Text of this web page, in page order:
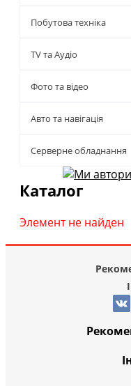
Побутова техніка
TV та Аудіо
Фото та відео
Авто та навігація
Серверне обладнання
Каталог
Элемент не найден